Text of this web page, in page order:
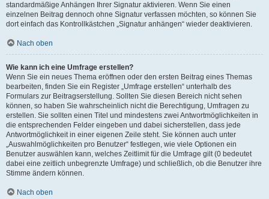
standardmäßige Anhängen Ihrer Signatur aktivieren. Wenn Sie einen
einzelnen Beitrag dennoch ohne Signatur verfassen möchten, so können Sie
dort einfach das Kontrollkästchen „Signatur anhängen“ wieder deaktivieren.
Nach oben
Wie kann ich eine Umfrage erstellen?
Wenn Sie ein neues Thema eröffnen oder den ersten Beitrag eines Themas
bearbeiten, finden Sie ein Register „Umfrage erstellen“ unterhalb des
Formulars zur Beitragserstellung. Sollten Sie diesen Bereich nicht sehen
können, so haben Sie wahrscheinlich nicht die Berechtigung, Umfragen zu
erstellen. Sie sollten einen Titel und mindestens zwei Antwortmöglichkeiten in
die entsprechenden Felder eingeben und dabei sicherstellen, dass jede
Antwortmöglichkeit in einer eigenen Zeile steht. Sie können auch unter
„Auswahlmöglichkeiten pro Benutzer“ festlegen, wie viele Optionen ein
Benutzer auswählen kann, welches Zeitlimit für die Umfrage gilt (0 bedeutet
dabei eine zeitlich unbegrenzte Umfrage) und schließlich, ob die Benutzer ihre
Stimme ändern können.
Nach oben